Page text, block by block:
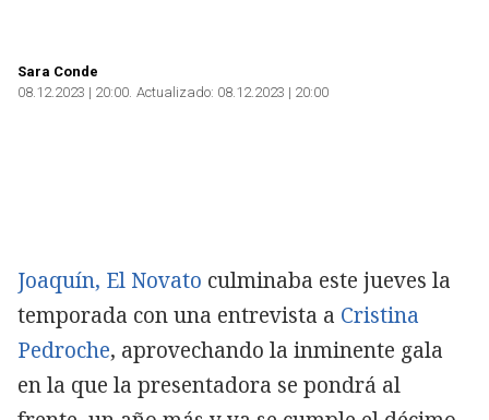
Sara Conde
08.12.2023 | 20:00 Actualizado: 08.12.2023 | 20:00
Joaquín, El Novato culminaba este jueves la
temporada con una entrevista a Cristina
Pedroche, aprovechando la inminente gala
en la que la presentadora se pondrá al